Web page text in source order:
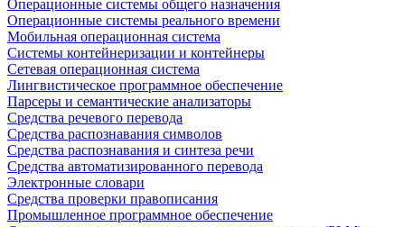
Операционные системы общего назначения
Операционные системы реального времени
Мобильная операционная система
Системы контейнеризации и контейнеры
Сетевая операционная система
Лингвистическое программное обеспечение
Парсеры и семантические анализаторы
Средства речевого перевода
Средства распознавания символов
Средства распознавания и синтеза речи
Средства автоматизированного перевода
Электронные словари
Средства проверки правописания
Промышленное программное обеспечение